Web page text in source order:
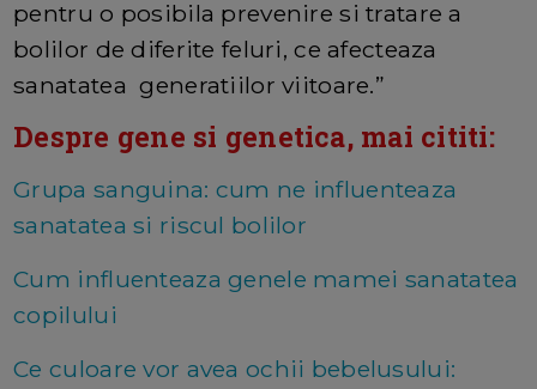
pentru o posibila prevenire si tratare a
bolilor de diferite feluri, ce afecteaza
sanatatea generatiilor viitoare.”
Despre gene si genetica, mai cititi:
Grupa sanguina: cum ne influenteaza
sanatatea si riscul bolilor
Cum influenteaza genele mamei sanatatea
copilului
Ce culoare vor avea ochii bebelusului: